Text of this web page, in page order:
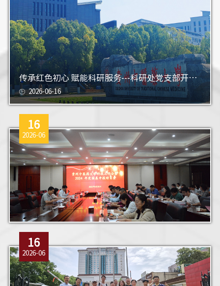
传承红色初心 赋能科研服务---科研处党支部开展主...
2026-06-16
16
2026-06
16
2026-06